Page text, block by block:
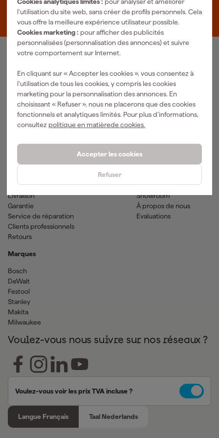
l’utilisation du site web, sans créer de profils personnels. Cela
vous offre la meilleure expérience utilisateur possible.
Cookies marketing : pour afficher des publicités
personnalisées (personnalisation des annonces) et suivre
votre comportement sur Internet.
En cliquant sur « Accepter les cookies », vous consentez à
l’utilisation de tous les cookies, y compris les cookies
marketing pour la personnalisation des annonces. En
choisissant « Refuser », nous ne placerons que des cookies
fonctionnels et analytiques limités. Pour plus d’informations,
consultez politique en matièrede cookies.
Accepter les cookies
Refuser
Zevenheuvelenweg 25
Outils pneumatiques
EPI et vêtements de travail
Outils de mesure
Outil sans-fil
Outils de jardinage
Méthodes de paiement
Livraison
Garantie
Service de réparation
Clients professionnels
Retours
Marques
Bosch
DeWalt
Festool
Stanley
Makita
Milwaukee
Fixami
Actualites
Showroom
À propos de nous
Evaluations
Voulez-vous nous suivre sur nos réseaux ?
Voulez-vous voir les prix TVA incluse ?
Langue Français Taal Nederlands